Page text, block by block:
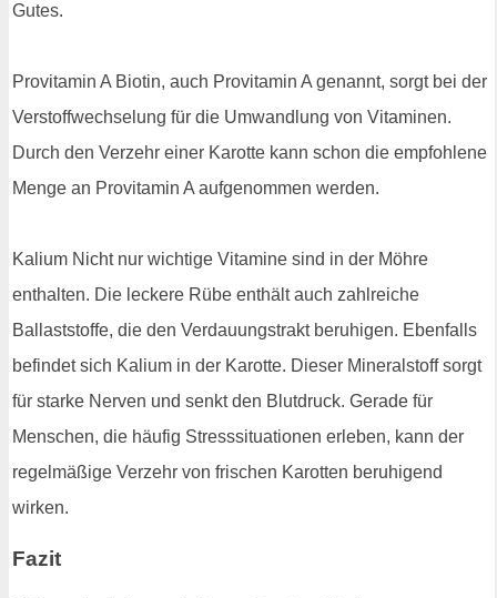
Gutes.
Provitamin A Biotin, auch Provitamin A genannt, sorgt bei der
Verstoffwechselung für die Umwandlung von Vitaminen.
Durch den Verzehr einer Karotte kann schon die empfohlene
Menge an Provitamin A aufgenommen werden.
Kalium Nicht nur wichtige Vitamine sind in der Möhre
enthalten. Die leckere Rübe enthält auch zahlreiche
Ballaststoffe, die den Verdauungstrakt beruhigen. Ebenfalls
befindet sich Kalium in der Karotte. Dieser Mineralstoff sorgt
für starke Nerven und senkt den Blutdruck. Gerade für
Menschen, die häufig Stresssituationen erleben, kann der
regelmäßige Verzehr von frischen Karotten beruhigend
wirken.
Fazit